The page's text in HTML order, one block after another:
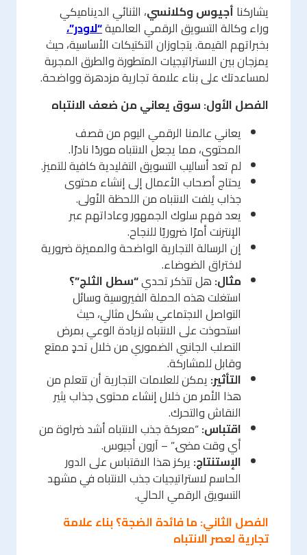
يشاركنا أجيوس وكلانسي، الثنائي الديناميكي
وراء وكالة التسويق الرقمي العالمية“لاودر”،
بخبراتهم القيمة. يتجاوزان التكتيكات الأساسية، حيث
يمزجان بين الاستراتيجيات المتطورة والطرق المجربة
لمساعدتك على بناء علامة تجارية مزدهرة وواضحة.
الفصل الأول: سوق يعاني من ضعف الانتباه
يعاني عالمنا الرقمي اليوم من قصف
المحتوى، مما يجعل الانتباه موردًا نادرًا.
لم تعد أساليب التسويق التقليدية كافية للتميز.
يحتاج أصحاب الأعمال إلى إنشاء محتوى
جذاب يلفت الانتباه من اللحظة الأولى.
يعد فهم سلوك الجمهور وعاداتهم عبر
الإنترنت أمرًا ضروريًا للنجاح.
إن الرسالة التجارية الواضحة والمميزة ضرورية
لاختراق الضوضاء.
مثال: هل تتذكر تحدي“سطل الثلج”؟
استغلت هذه الحملة الفيروسية وسائل
التواصل الاجتماعي بشكل مثالي، حيث
استحوذت على الانتباه لزيادة الوعي بمرض
التصلب الجانبي الضموري من خلال تحدٍ ممتع
وقابل للمشاركة.
التأثير: يمكن للعلامات التجارية أن تتعلم من
هذا الأمر من خلال إنشاء محتوى جذاب يثير
النقاش والتحرك.
اقتباس:“معركة جذب الانتباه أشد ضراوة من
أي وقت مضى.” – آرون أجيوس.
الإستنتاج: يركز هذا الاقتباس على الدور
الحاسم لاستراتيجيات جذب الانتباه في مشهد
التسويق الرقمي الحالي.
الفصل الثاني: ما فائدة الضجة؟ بناء علامة
تجارية لعصر الانتباه